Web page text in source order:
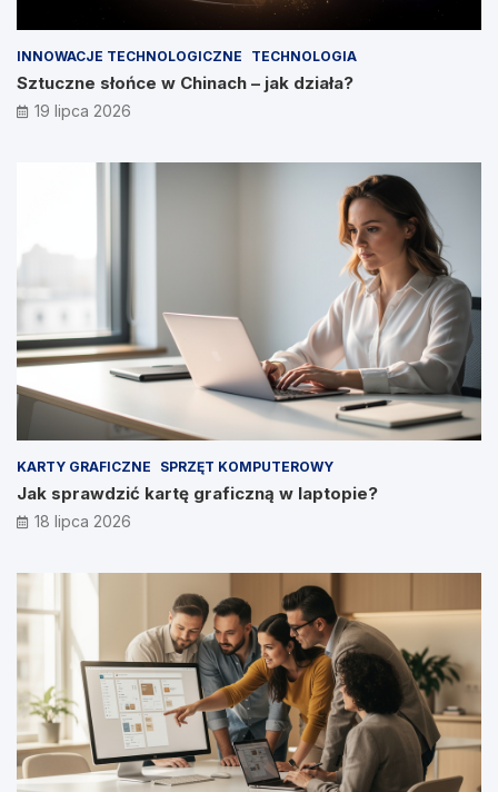
INNOWACJE TECHNOLOGICZNE TECHNOLOGIA
Sztuczne słońce w Chinach – jak działa?
19 lipca 2026
KARTY GRAFICZNE SPRZĘT KOMPUTEROWY
Jak sprawdzić kartę graficzną w laptopie?
18 lipca 2026